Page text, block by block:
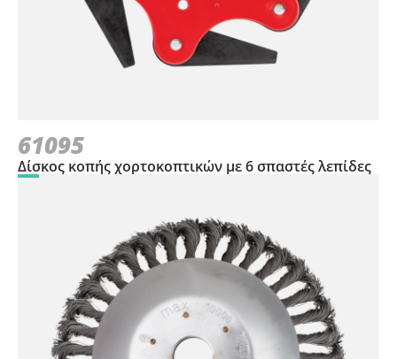
61095
Δίσκος κοπής χορτοκοπτικών με 6 σπαστές λεπίδες